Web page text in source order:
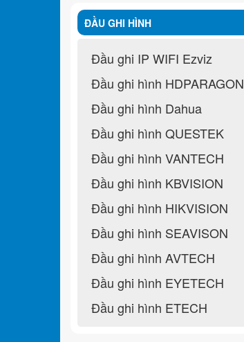
ĐẦU GHI HÌNH
Đầu ghi IP WIFI Ezviz
Đầu ghi hình HDPARAGON
Đầu ghi hình Dahua
Đầu ghi hình QUESTEK
Đầu ghi hình VANTECH
Đầu ghi hình KBVISION
Đầu ghi hình HIKVISION
Đầu ghi hình SEAVISON
Đầu ghi hình AVTECH
Đầu ghi hình EYETECH
Đầu ghi hình ETECH